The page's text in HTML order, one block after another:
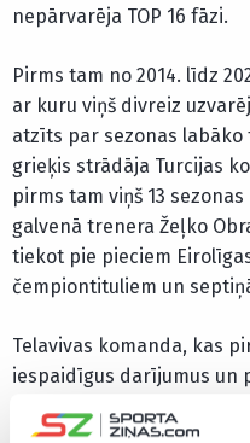
nepārvarēja TOP 16 fāzi.
Pirms tam no 2014. līdz
ar kuru viņš divreiz
atzīts par sezonas
grieķis strādāja Turcijas
pirms tam viņš 13
galvenā trenera Žeļko
tiekot pie pieciem
čempiontituliem un
Telavivas komanda, kas
iespaidīgus darījumus un
spēlējošo Džonatanu